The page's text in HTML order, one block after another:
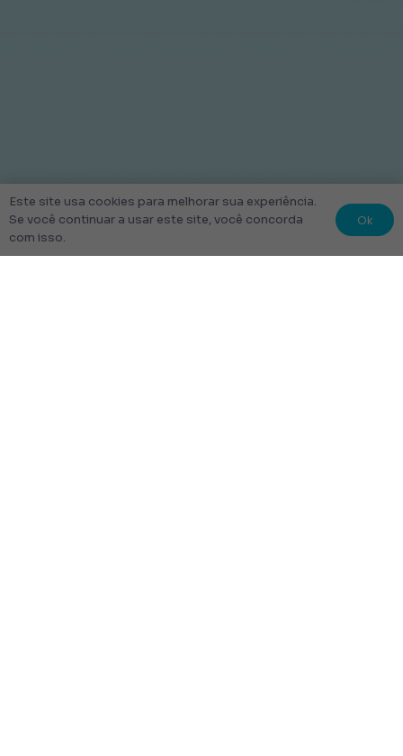
Este site usa cookies para melhorar sua experiência.
Se você continuar a usar este site, você concorda
com isso.
Ok